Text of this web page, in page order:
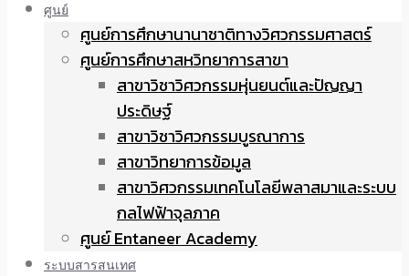
ศูนย์
ศูนย์การศึกษานานาชาติทางวิศวกรรมศาสตร์
ศูนย์การศึกษาสหวิทยาการสาขา
สาขาวิชาวิศวกรรมหุ่นยนต์และปัญญา
ประดิษฐ์
สาขาวิชาวิศวกรรมบูรณาการ
สาขาวิทยาการข้อมูล
สาขาวิศวกรรมเทคโนโลยีพลาสมาและระบบ
กลไฟฟ้าจุลภาค
ศูนย์ Entaneer Academy
ระบบสารสนเทศ